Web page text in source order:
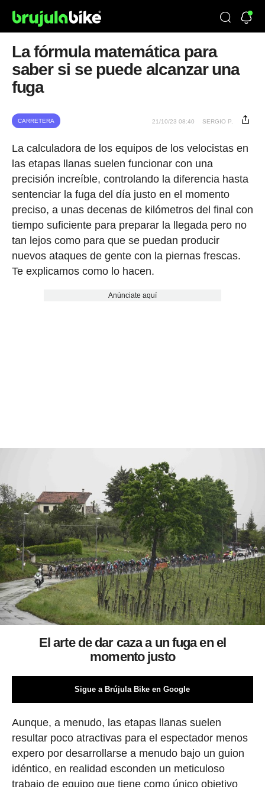
La fórmula matemática para
saber si se puede alcanzar una
fuga
CARRETERA 21/10/23 08:40 SERGIO P.
La calculadora de los equipos de los velocistas en
las etapas llanas suelen funcionar con una
precisión increíble, controlando la diferencia hasta
sentenciar la fuga del día justo en el momento
preciso, a unas decenas de kilómetros del final con
tiempo suficiente para preparar la llegada pero no
tan lejos como para que se puedan producir
nuevos ataques de gente con la piernas frescas.
Te explicamos como lo hacen.
Anúnciate aquí
El arte de dar caza a un fuga en el
momento justo
Sigue a Brújula Bike en Google
Aunque, a menudo, las etapas llanas suelen
resultar poco atractivas para el espectador menos
expero por desarrollarse a menudo bajo un guion
idéntico, en realidad esconden un meticuloso
trabajo de equipo que tiene como único objetivo